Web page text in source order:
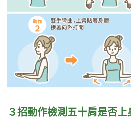
３招動作檢測五十肩是否上